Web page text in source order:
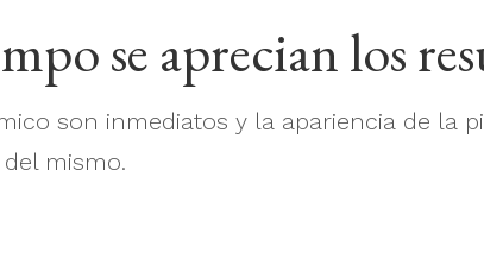
se aprecian los
son inmediatos y la apariencia de la
mismo.